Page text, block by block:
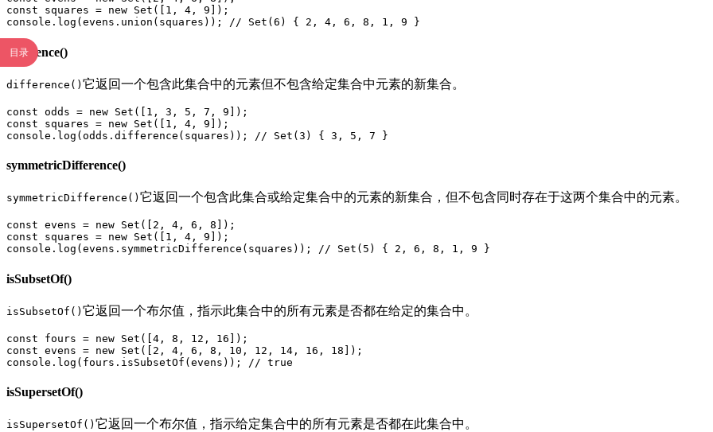
目录
const squares = new Set([1, 4, 9]);
console.log(evens.union(squares)); // Set(6) { 2, 4, 6, 8, 1, 9 }
difference()
difference() 它返回一个包含此集合中的元素但不包含给定集合中元素的新集合。
const odds = new Set([1, 3, 5, 7, 9]);
const squares = new Set([1, 4, 9]);
console.log(odds.difference(squares)); // Set(3) { 3, 5, 7 }
symmetricDifference()
symmetricDifference() 它返回一个包含此集合或给定集合中的元素的新集合，但不包含同时存在于这两个集合中的元素。
const evens = new Set([2, 4, 6, 8]);
const squares = new Set([1, 4, 9]);
console.log(evens.symmetricDifference(squares)); // Set(5) { 2, 6, 8, 1, 9 }
isSubsetOf()
isSubsetOf() 它返回一个布尔值，指示此集合中的所有元素是否都在给定的集合中。
const fours = new Set([4, 8, 12, 16]);
const evens = new Set([2, 4, 6, 8, 10, 12, 14, 16, 18]);
console.log(fours.isSubsetOf(evens)); // true
isSupersetOf()
isSupersetOf() 它返回一个布尔值，指示给定集合中的所有元素是否都在此集合中。